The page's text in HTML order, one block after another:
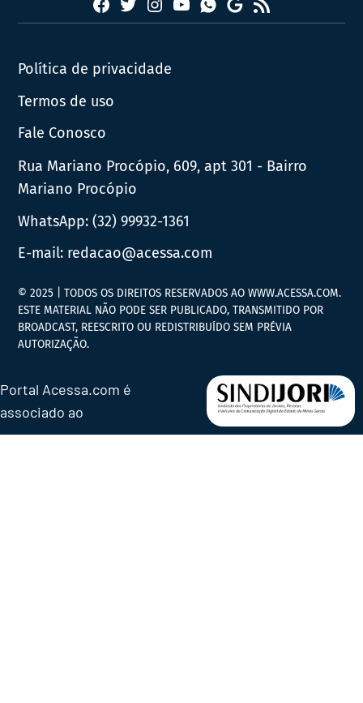
Facebook
TwitterInstagram
YouTubeWhatsapp
Google
News
RSS
Política de privacidade
Termos de uso
Fale Conosco
Rua Mariano Procópio, 609, apt 301 - Bairro
Mariano Procópio
WhatsApp:(32) 99932-1361
E-mail: redacao@acessa.com
© 2025 | TODOS OS DIREITOS RESERVADOS AO WWW.ACESSA.COM.
ESTE MATERIAL NÃO PODE SER PUBLICADO, TRANSMITIDO POR
BROADCAST, REESCRITO OU REDISTRIBUÍDO SEM PRÉVIA
AUTORIZAÇÃO.
Portal Acessa.com é
associado ao